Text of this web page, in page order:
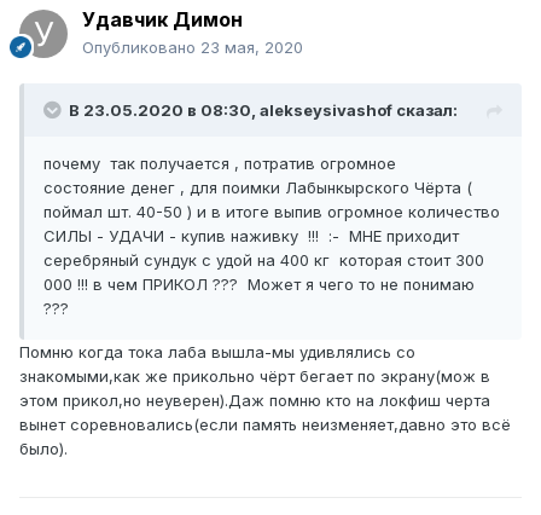
Удавчик Димон
Опубликовано 23 мая, 2020
В 23.05.2020 в 08:30, alekseysivashof сказал:
почему так получается , потратив огромное
состояние денег , для поимки Лабынкырского Чёрта (
поймал шт. 40-50 ) и в итоге выпив огромное количество
СИЛЫ - УДАЧИ - купив наживку !!! :- МНЕ приходит
серебряный сундук с удой на 400 кг которая стоит 300
000 !!! в чем ПРИКОЛ ??? Может я чего то не понимаю
???
Помню когда тока лаба вышла-мы удивлялись со
знакомыми,как же прикольно чёрт бегает по экрану(мож в
этом прикол,но неуверен).Даж помню кто на локфиш черта
вынет соревновались(если память неизменяет,давно это всё
было).